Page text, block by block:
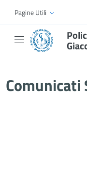
Skip to Main Content
Pagine Utili
Comunicati